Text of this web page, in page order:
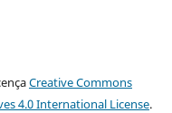
Creative Commons
4.0 International License.